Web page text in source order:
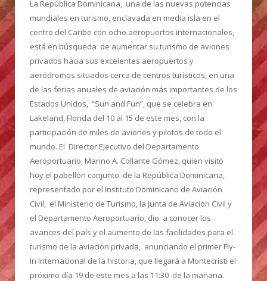
La República Dominicana, una de las nuevas potencias
mundiales en turismo, enclavada en media isla en el
centro del Caribe con ocho aeropuertos internacionales,
está en búsqueda de aumentar su turismo de aviones
privados hacia sus excelentes aeropuertos y
aeródromos situados cerca de centros turísticos, en una
de las ferias anuales de aviación más importantes de los
Estados Unidos, “Sun and Fun”, que se celebra en
Lakeland, Florida del 10 al 15 de este mes, con la
participación de miles de aviones y pilotos de todo el
mundo. El Director Ejecutivo del Departamento
Aeroportuario, Marino A. Collante Gómez, quien visitó
hoy el pabellón conjunto de la República Dominicana,
representado por el Instituto Dominicano de Aviación
Civil, el Ministerio de Turismo, la Junta de Aviación Civil y
el Departamento Aeroportuario, dio a conocer los
avances del país y el aumento de las facilidades para el
turismo de la aviación privada, anunciando el primer Fly-
In Internacional de la historia, que llegará a Montecristi el
próximo día 19 de este mes a las 11:30 de la mañana.